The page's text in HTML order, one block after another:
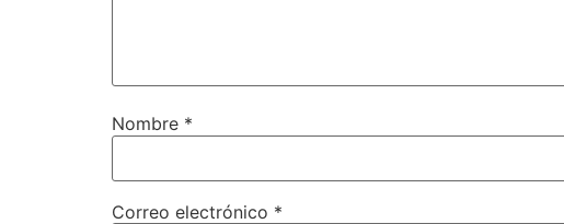
Nombre *
Correo electrónico *